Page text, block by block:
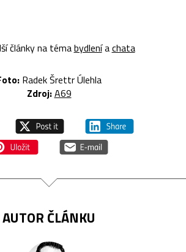
články na témabydleníachata
Radek Šrettr Úlehla
Zdroj:A69
AUTOR ČLÁNKU